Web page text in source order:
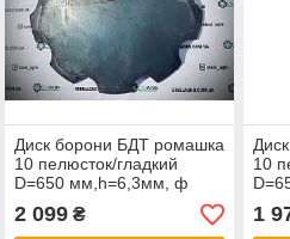
Диск борони БДТ ромашка
10 пелюсток/гладкий
D=650 мм,h=6,3мм, ф
46мм з бронесталі
2 099₴
10
1